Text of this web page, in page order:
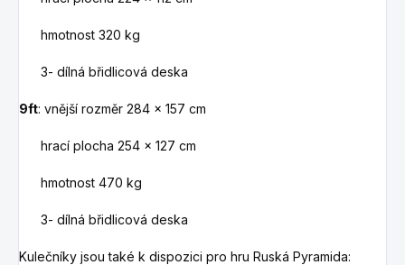
hmotnost 320 kg
3- dílná břidlicová deska
9ft: vnější rozměr 284 x 157 cm
hrací plocha 254 x 127 cm
hmotnost 470 kg
3- dílná břidlicová deska
Kulečníky jsou také k dispozici pro hru Ruská Pyramida: